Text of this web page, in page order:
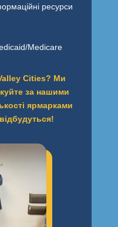
ресурси
Medicare
Cities? Ми
за нашими
ярмарками